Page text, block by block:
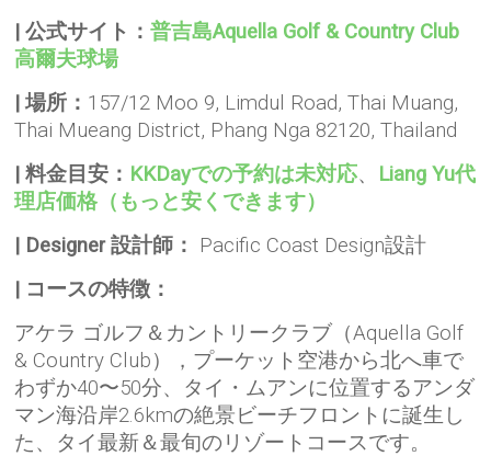
| 公式サイト：普吉島Aquella Golf & Country Club
高爾夫球場
| 場所： 157/12 Moo 9, Limdul Road, Thai Muang,
Thai Mueang District, Phang Nga 82120, Thailand
| 料金目安： KKDayでの予約は未対応、 Liang Yu代
理店価格（もっと安くできます）
| Designer 設計師：
Pacific Coast Design設計
| コースの特徴：
アケラ ゴルフ＆カントリークラブ（Aquella Golf
& Country Club），プーケット空港から北へ車で
わずか40〜50分、タイ・ムアンに位置するアンダ
マン海沿岸2.6kmの絶景ビーチフロントに誕生し
た、タイ最新＆最旬のリゾートコースです。